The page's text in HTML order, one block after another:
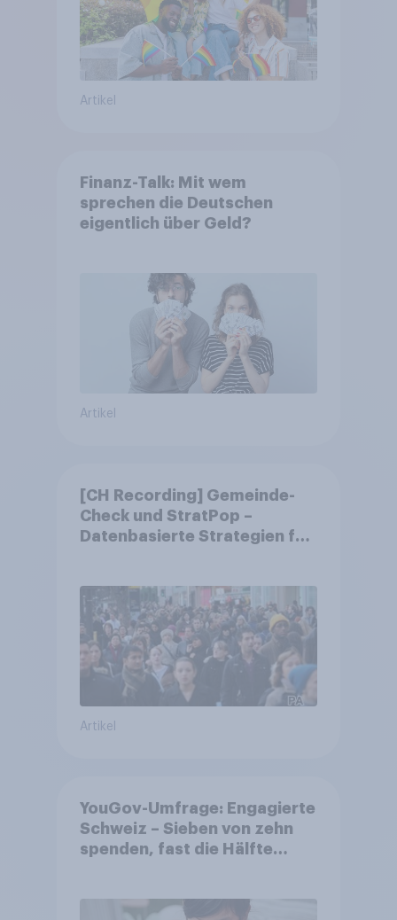
Artikel
Finanz-Talk: Mit wem
sprechen die Deutschen
eigentlich über Geld?
Artikel
[CH Recording] Gemeinde-
Check und StratPop –
Datenbasierte Strategien für
Artikel
YouGov-Umfrage: Engagierte
Schweiz – Sieben von zehn
spenden, fast die Hälfte